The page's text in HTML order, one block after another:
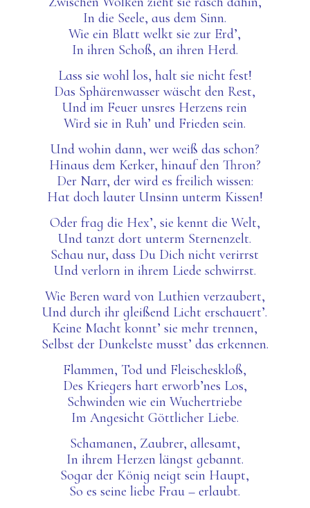
In die Seele, aus dem Sinn.
Wie ein Blatt welkt sie zur Erd’,
In ihren Schoß, an ihren Herd.
Lass sie wohl los, halt sie nicht fest!
Das Sphärenwasser wäscht den Rest,
Und im Feuer unsres Herzens rein
Wird sie in Ruh’ und Frieden sein.
Und wohin dann, wer weiß das schon?
Hinaus dem Kerker, hinauf den Thron?
Der Narr, der wird es freilich wissen:
Hat doch lauter Unsinn unterm Kissen!
Oder frag die Hex’, sie kennt die Welt,
Und tanzt dort unterm Sternenzelt.
Schau nur, dass Du Dich nicht verirrst
Und verlorn in ihrem Liede schwirrst.
Wie Beren ward von Luthien verzaubert,
Und durch ihr gleißend Licht erschauert’.
Keine Macht konnt’ sie mehr trennen,
Selbst der Dunkelste musst’ das erkennen.
Flammen, Tod und Fleischeskloß,
Des Kriegers hart erworb’nes Los,
Schwinden wie ein Wuchertriebe
Im Angesicht Göttlicher Liebe.
Schamanen, Zaubrer, allesamt,
In ihrem Herzen längst gebannt.
Sogar der König neigt sein Haupt,
So es seine liebe Frau – erlaubt.